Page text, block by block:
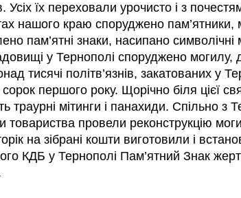
Усіх їх переховали урочисто і з
нашого краю споруджено пам’ятники,
пам’ятні знаки, насипано
у Тернополі споруджено могилу,
тисячі політв’язнів, закатованих у
першого року. Щорічно біля цієї
траурні мітинги і панахиди. Спільно з
провели реконструкцію
на зібрані кошти виготовили і
КДБ у Тернополі Пам’ятний Знак